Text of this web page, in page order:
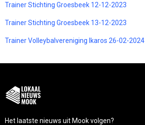
Trainer Stichting Groesbeek 12-12-2023
Trainer Stichting Groesbeek 13-12-2023
Trainer Volleybalvereniging Ikaros 26-02-2024
Het laatste nieuws uit Mook volgen?